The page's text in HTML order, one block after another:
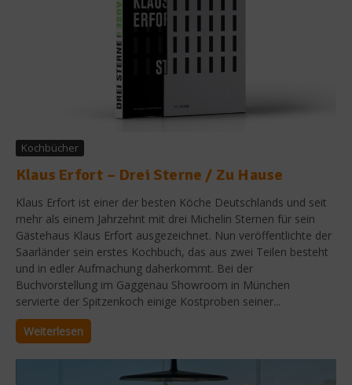
Kochbücher
Klaus Erfort – Drei Sterne / Zu Hause
Klaus Erfort ist einer der besten Köche Deutschlands und seit
mehr als einem Jahrzehnt mit drei Michelin Sternen für sein
Gästehaus Klaus Erfort ausgezeichnet. Nun veröffentlichte der
Saarländer sein erstes Kochbuch, das aus zwei Teilen besteht
und in edler Aufmachung daherkommt. Bei der
Buchvorstellung im Gaggenau Showroom in München
servierte der Spitzenkoch einige Kostproben seiner...
Weiterlesen